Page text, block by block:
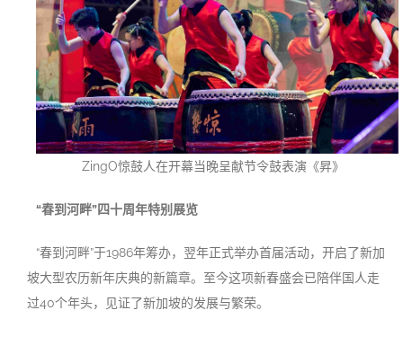
ZingO惊鼓人在开幕当晚呈献节令鼓表演《昇》
“春到河畔”四十周年特别展览
“春到河畔”于1986年筹办，翌年正式举办首届活动，开启了新加
坡大型农历新年庆典的新篇章。至今这项新春盛会已陪伴国人走
过40个年头，见证了新加坡的发展与繁荣。